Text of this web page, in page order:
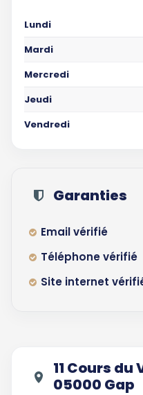
Lundi
Mardi
Mercredi
Jeudi
Vendredi
Garanties
Email vérifié
Téléphone vérifié
Site internet
11 Cours du
05000 Gap